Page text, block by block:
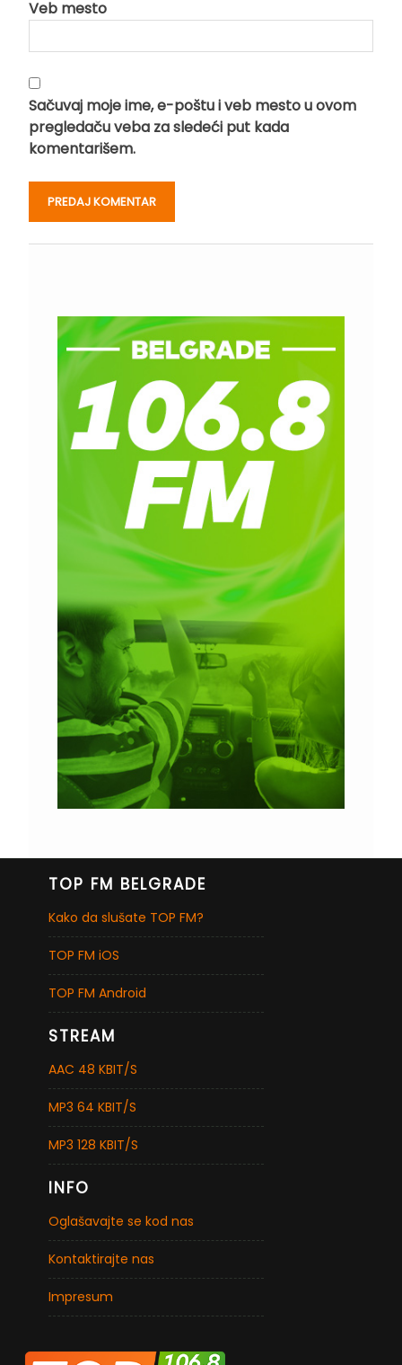
Veb mesto
Sačuvaj moje ime, e-poštu i veb mesto u ovom
pregledaču veba za sledeći put kada
komentarišem.
TOP FM BELGRADE
Kako da slušate TOP FM?
TOP FM iOS
TOP FM Android
STREAM
AAC 48 KBIT/S
MP3 64 KBIT/S
MP3 128 KBIT/S
INFO
Oglašavajte se kod nas
Kontaktirajte nas
Impresum